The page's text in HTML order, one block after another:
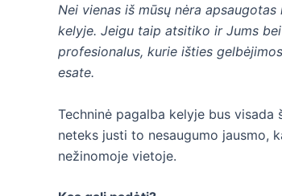
Nei vienas iš mūsų nėra
kelyje. Jeigu taip atsitiko ir Jums
profesionalus, kurie išties
esate.
Techninė pagalba kelyje bus
neteks justi to nesaugumo jausmo,
nežinomoje vietoje.